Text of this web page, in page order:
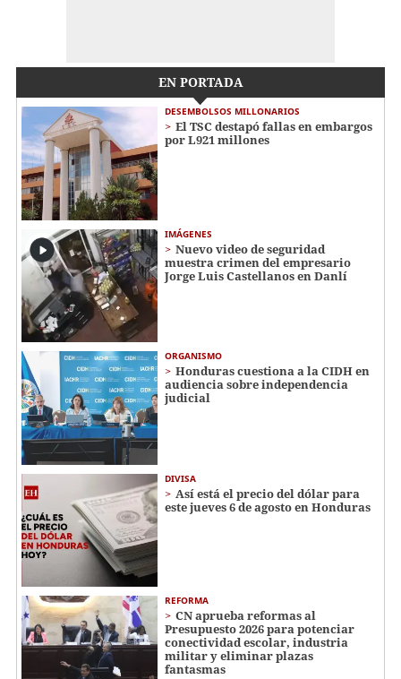
EN PORTADA
DESEMBOLSOS MILLONARIOS
El TSC destapó fallas en embargos
por L921 millones
IMÁGENES
Nuevo video de seguridad
muestra crimen del empresario
Jorge Luis Castellanos en Danlí
ORGANISMO
Honduras cuestiona a la CIDH en
audiencia sobre independencia
judicial
DIVISA
Así está el precio del dólar para
este jueves 6 de agosto en Honduras
REFORMA
CN aprueba reformas al
Presupuesto 2026 para potenciar
conectividad escolar, industria
militar y eliminar plazas
fantasmas